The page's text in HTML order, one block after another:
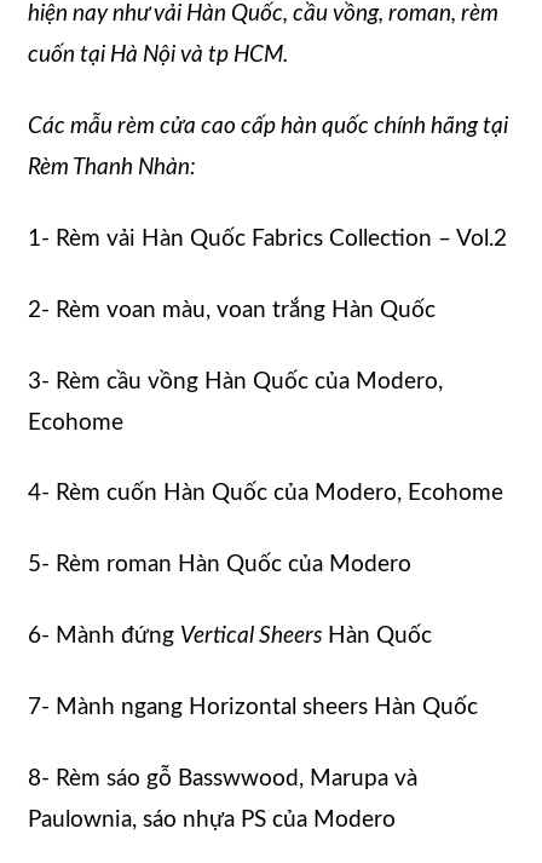
hiện nay như vải Hàn Quốc, cầu vồng, roman, rèm
cuốn tại Hà Nội và tp HCM.
Các mẫu rèm cửa cao cấp hàn quốc chính hãng tại
Rèm Thanh Nhàn:
1- Rèm vải Hàn Quốc Fabrics Collection – Vol.2
2- Rèm voan màu, voan trắng Hàn Quốc
3- Rèm cầu vồng Hàn Quốc của Modero,
Ecohome
4- Rèm cuốn Hàn Quốc của Modero, Ecohome
5- Rèm roman Hàn Quốc của Modero
6- Mành đứng Vertical Sheers Hàn Quốc
7- Mành ngang Horizontal sheers Hàn Quốc
8- Rèm sáo gỗ Basswwood, Marupa và
Paulownia, sáo nhựa PS của Modero